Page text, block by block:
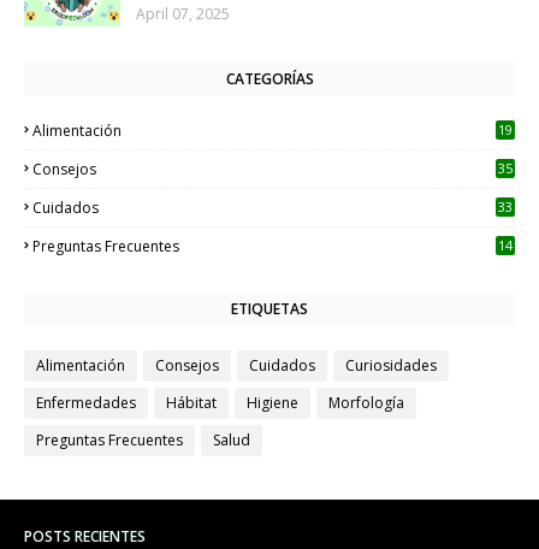
April 07, 2025
CATEGORÍAS
Alimentación 19
Consejos 35
Cuidados 33
Preguntas Frecuentes 14
ETIQUETAS
Alimentación Consejos Cuidados
Curiosidades
Enfermedades
Hábitat Higiene
Morfología
Preguntas Frecuentes
Salud
POSTS RECIENTES